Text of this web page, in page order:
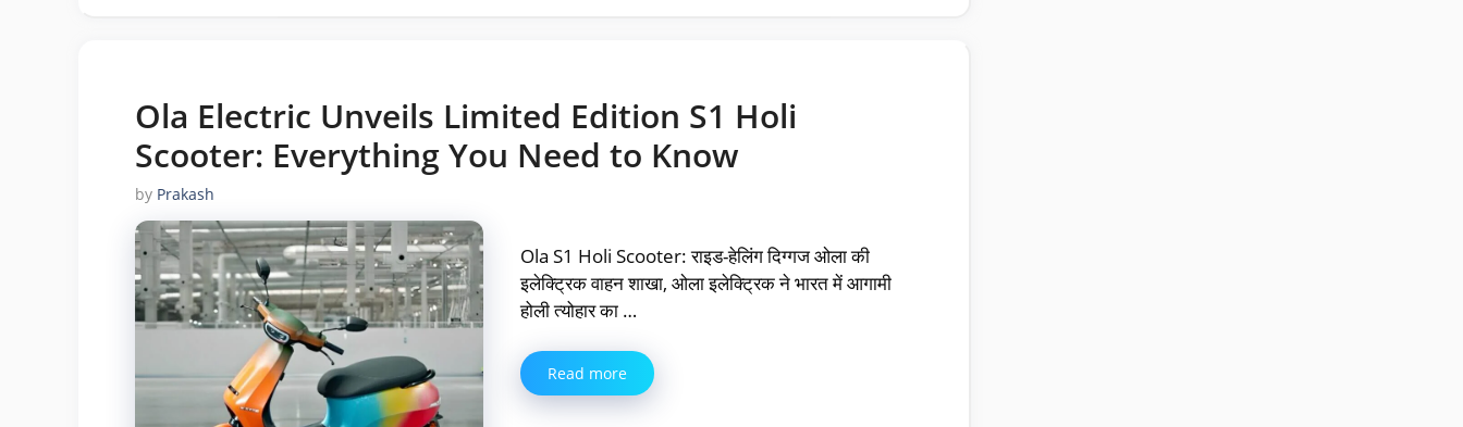
Ola Electric Unveils Limited Edition S1 Holi
Scooter: Everything You Need to Know
by Prakash
Ola S1 Holi Scooter: राइड-हेलिंग दिग्गज ओला की
इलेक्ट्रिक वाहन शाखा, ओला इलेक्ट्रिक ने भारत में आगामी
होली त्योहार का …
Read more